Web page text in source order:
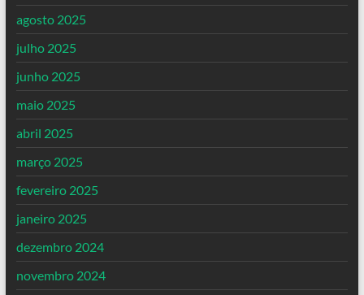
agosto 2025
julho 2025
junho 2025
maio 2025
abril 2025
março 2025
fevereiro 2025
janeiro 2025
dezembro 2024
novembro 2024